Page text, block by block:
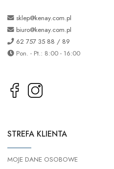
sklep@kenay.com.pl
biuro@kenay.com.pl
62 757 35 88 / 89
Pon. - Pt.: 8:00 - 16:00
STREFA KLIENTA
MOJE DANE OSOBOWE